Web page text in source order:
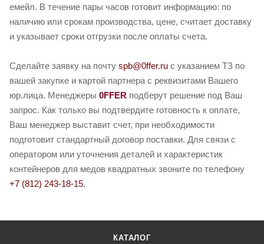
емейл. В течение пары часов готовит информацию: по
наличию или срокам производства, цене, считает доставку
и указывает сроки отгрузки после оплаты счета.
Сделайте заявку на почту spb@0ffer.ru с указанием ТЗ по
вашей закупке и картой партнера с реквизитами Вашего
юр.лица. Менеджеры 0FFER подберут решение под Ваш
запрос. Как только вы подтвердите готовность к оплате,
Ваш менеджер выставит счет, при необходимости
подготовит стандартный договор поставки. Для связи с
оператором или уточнения деталей и характеристик
контейнеров для медов квадратных звоните по телефону
+7 (812) 243-18-15.
КАТАЛОГ